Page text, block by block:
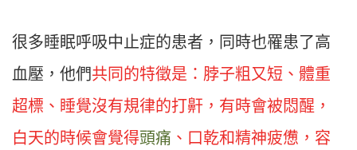
很多睡眠呼吸中止症的患者，同時也罹患了高
血壓，他們共同的特徵是：脖子粗又短、體重
超標、睡覺沒有規律的打鼾，有時會被悶醒，
白天的時候會覺得頭痛 、口乾和精神疲憊，容